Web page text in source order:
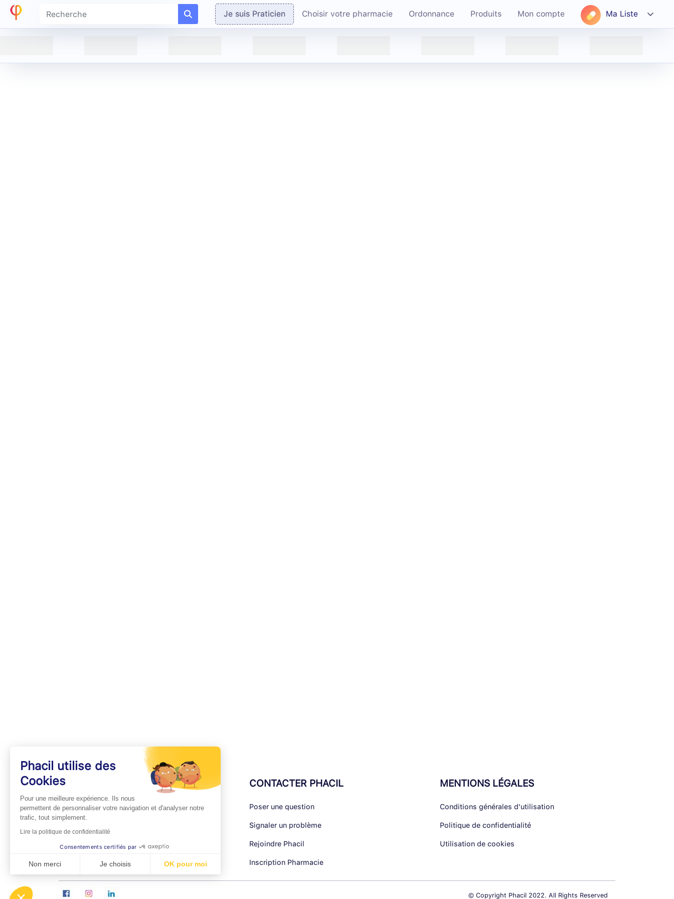
Je suis Praticien Choisir votre pharmacie Ordonnance Produits Mon compte Ma Liste
INFOS PRATIQUES
Professionnels de Santé
Espace Pharmaciens
Foire aux questions
CONTACTER PHACIL
Poser une question
Signaler un problème
Rejoindre Phacil
Inscription Pharmacie
MENTIONS LÉGALES
Conditions générales d'utilisation
Politique de confidentialité
Utilisation de cookies
© Copyright Phacil 2022. All Rights Reserved
Phacil utilise des
Cookies
Pour une meilleure expérience. Ils nous
permettent de personnaliser votre navigation et d'analyser notre
trafic, tout simplement.
Lire la politique de confidentialité
Consentements certifiés par
Non merci Je choisis OK pour moi
Axeptio consent
Plateforme de Gestion du Consentement : Personnalisez vos Options